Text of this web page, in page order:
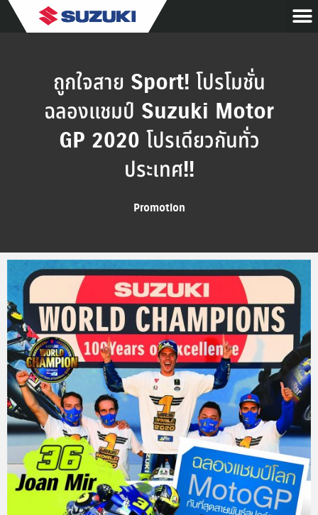
ถูกใจสาย Sport! โปรโมชั่น
ฉลองแชมป์ Suzuki Motor
GP 2020 โปรเดียวกันทั่ว
ประเทศ!!
Promotion